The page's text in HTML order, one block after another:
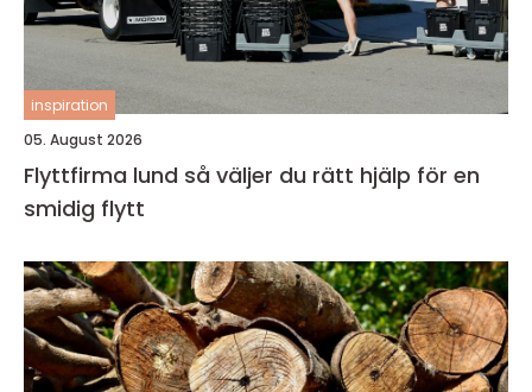
inspiration
05. August 2026
Flyttfirma lund så väljer du rätt hjälp för en
smidig flytt